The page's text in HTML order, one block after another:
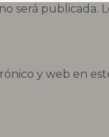
será publicada.
y web en